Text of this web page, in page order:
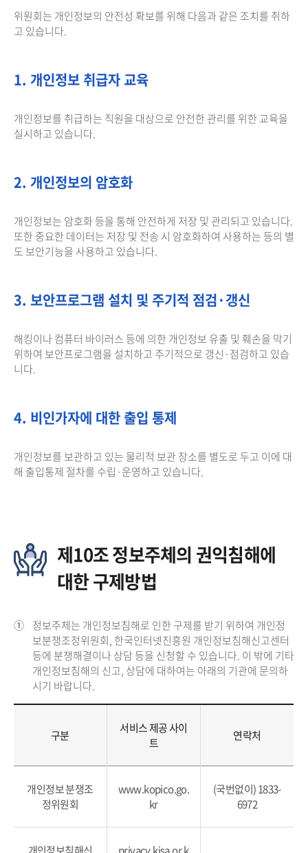
위원회는 개인정보의 안전성 확보를 위해 다음과 같은 조치를 취하
고 있습니다.
1. 개인정보 취급자 교육
개인정보를 취급하는 직원을 대상으로 안전한 관리를 위한 교육을
실시하고 있습니다.
2. 개인정보의 암호화
개인정보는 암호화 등을 통해 안전하게 저장 및 관리되고 있습니다.
또한 중요한 데이터는 저장 및 전송 시 암호화하여 사용하는 등의 별
도 보안기능을 사용하고 있습니다.
3. 보안프로그램 설치 및 주기적 점검·갱신
해킹이나 컴퓨터 바이러스 등에 의한 개인정보 유출 및 훼손을 막기
위하여 보안프로그램을 설치하고 주기적으로 갱신·점검하고 있습
니다.
4. 비인가자에 대한 출입 통제
개인정보를 보관하고 있는 물리적 보관 장소를 별도로 두고 이에 대
해 출입통제 절차를 수립·운영하고 있습니다.
제10조 정보주체의 권익침해에
대한 구제방법
① 정보주체는 개인정보침해로 인한 구제를 받기 위하여 개인정
보분쟁조정위원회, 한국인터넷진흥원 개인정보침해신고센터
등에 분쟁해결이나 상담 등을 신청할 수 있습니다. 이 밖에 기타
개인정보침해의 신고, 상담에 대하여는 아래의 기관에 문의하
시기 바랍니다.
구분
서비스 제공 사이
트
연락처
개인정보 분쟁조
정위원회
www.kopico.go.
kr
(국번없이) 1833-
6972
개인정보침해신 privacy.kisa.or.k